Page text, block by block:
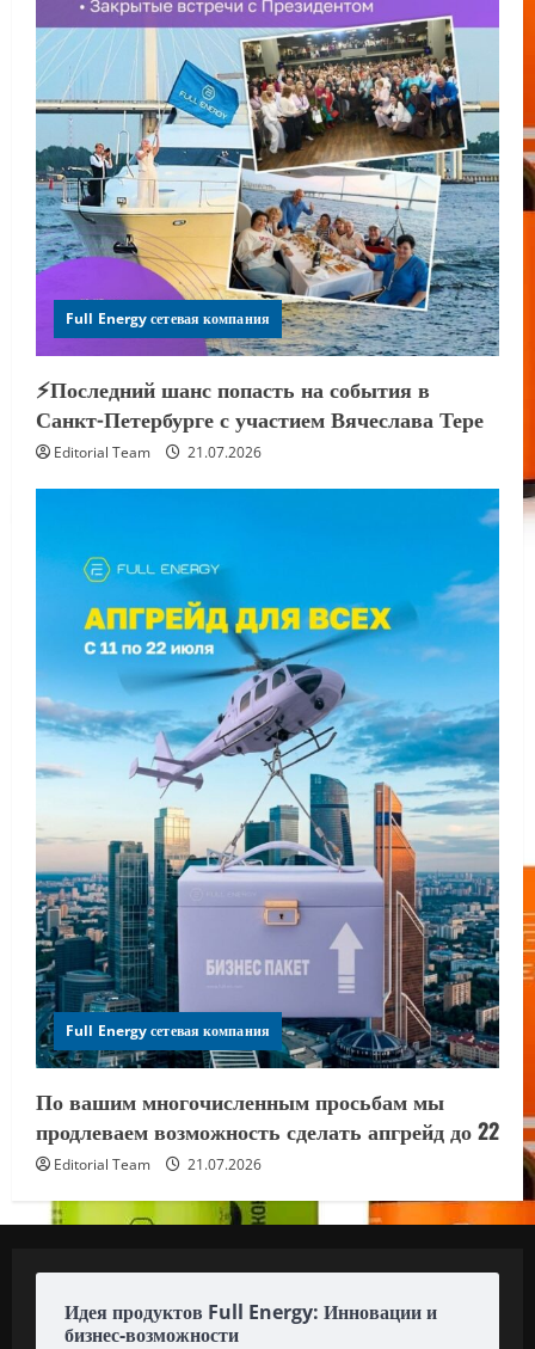
Full Energy сетевая компания
⚡️Последний шанс попасть на события в
Санкт-Петербурге с участием Вячеслава Тере
Editorial Team 21.07.2026
Full Energy сетевая компания
По вашим многочисленным просьбам мы
продлеваем возможность сделать апгрейд до 22
Editorial Team 21.07.2026
Идея продуктов Full Energy: Инновации и
бизнес-возможности